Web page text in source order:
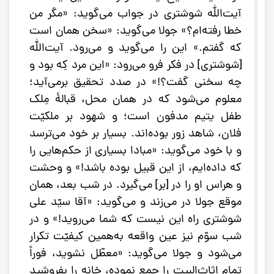
آیت‌الله شوشتری در جواب می‌گوید: «مگر من
خطا رفته‌ام؟» جولا می‌گوید: «سخن همان است
که گفتم.» این را می‌گوید و می‌رود. آیت‌الله
[شوشتری] در فکر فرو می‌رود: «این مرد کِه بود و
چه سخنی گفت؟!» در صدد تحقیق برمی‌آید؛
معلوم می‌شود که در همان محل، قبالۀ مِلک
طفل یتیم مدفون است؛ و شهود بر ملکیّت
فلان، شاهد زور بوده‌اند. بسیار بر خود می‌ترسد
و با خود می‌گوید: «مبادا بسیاری از حکم‌هایی را
که داده‌ایم، از این قبیل بوده باشد!» و وحشت
و هراس او را در [بر] می‌گیرد. در شب بعد، همان
موقع جولا در می‌زند و می‌گوید: «آقا سیّد علی
شوشتری راه این نیست که شما می‌روید!» و در
شب سوّم نیز عین واقعه به‌همین کیفیّت تکرار
می‌شود و جولا می‌گوید: «معطّل نشوید، فوراً